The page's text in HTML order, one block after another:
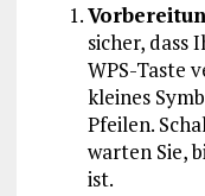
sicher, dass
WPS-Taste
kleines
Pfeilen.
warten Sie,
ist.